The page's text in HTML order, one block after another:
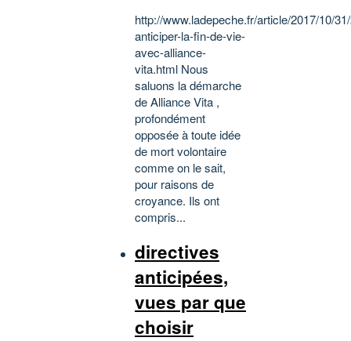
http://www.ladepeche.fr/article/2017/10/
anticiper-la-fin-de-vie-
avec-alliance-
vita.html Nous
saluons la démarche
de Alliance Vita ,
profondément
opposée à toute idée
de mort volontaire
comme on le sait,
pour raisons de
croyance. Ils ont
compris...
directives
anticipées,
vues par que
choisir